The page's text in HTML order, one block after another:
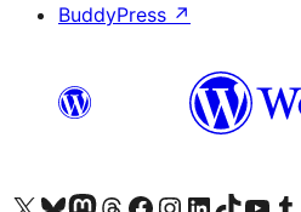
BuddyPress ↗